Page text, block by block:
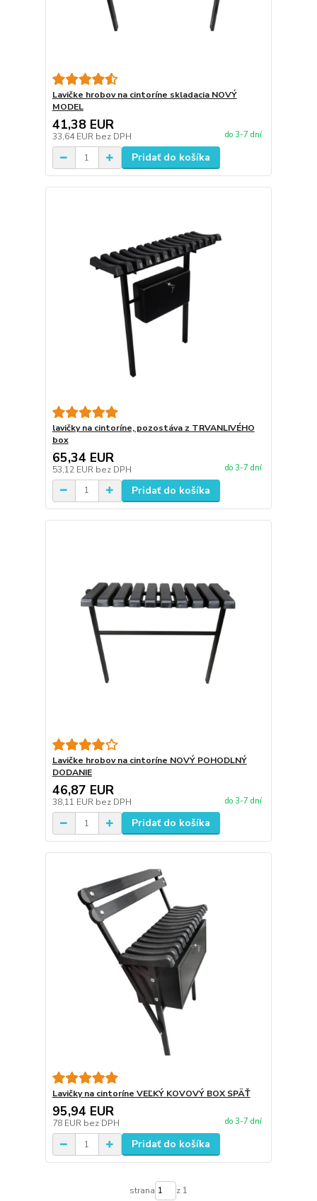
Lavičke hrobov na cintoríne skladacia NOVÝ
MODEL
41,38 EUR
33,64 EUR bez DPH do 3-7 dní
Pridať do košíka
lavičky na cintoríne, pozostáva z TRVANLIVÉHO
box
65,34 EUR
53,12 EUR bez DPH do 3-7 dní
Pridať do košíka
Lavičke hrobov na cintoríne NOVÝ POHODLNÝ
DODANIE
46,87 EUR
38,11 EUR bez DPH do 3-7 dní
Pridať do košíka
Lavičky na cintoríne VEĽKÝ KOVOVÝ BOX SPÄŤ
95,94 EUR
78 EUR bez DPH do 3-7 dní
Pridať do košíka
strana z 1